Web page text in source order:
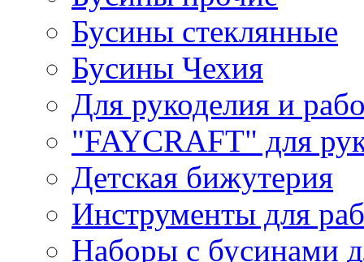
Бусины стеклянные
Бусины Чехия
Для рукоделия и
"FAYCRAFT" для
Детская бижутерия
Инструменты для
Наборы с бусинами